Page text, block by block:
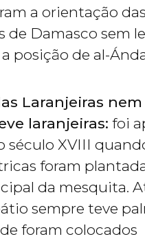
a orientação das
de Damasco sem
posição de al-
Laranjeiras nem
laranjeiras: foi
século XVIII
foram
da mesquita.
sempre teve
foram colocados